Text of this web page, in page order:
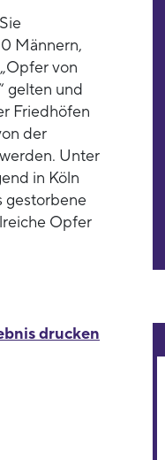
Männern,
von
gelten und
Friedhöfen
der
Unter
in Köln
gestorbene
Opfer
drucken